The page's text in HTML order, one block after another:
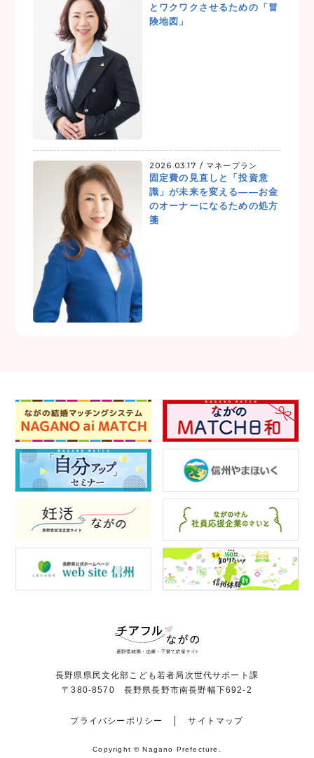
とワクワクさせるための「冒
険地図」
2026.03.17 / マネープラン
固定費の見直しと「投資意
識」が未来を変える——お金
のオーナーになるための処方
箋
長野県県民文化部こども若者局次世代サポート課
〒380-8570 長野県長野市南長野幅下692-2
プライバシーポリシー サイトマップ
Copyright © Nagano Prefecture.